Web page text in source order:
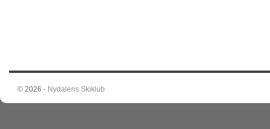
© 2026 - Nydalens Skiklub